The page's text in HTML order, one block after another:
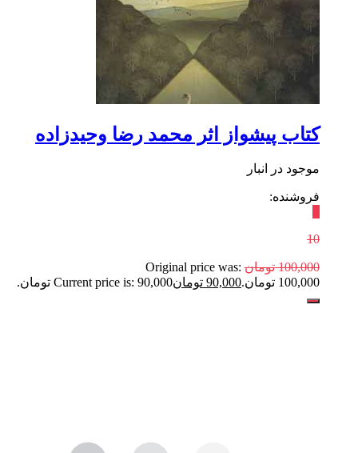
کتاب پیشواز اثر محمد رضا وحیدزاده
موجود در انبار
فروشنده:
10
100,000 تومان Original price was:
100,000 تومان.
90,000 تومانCurrent price is: 90,000 تومان.